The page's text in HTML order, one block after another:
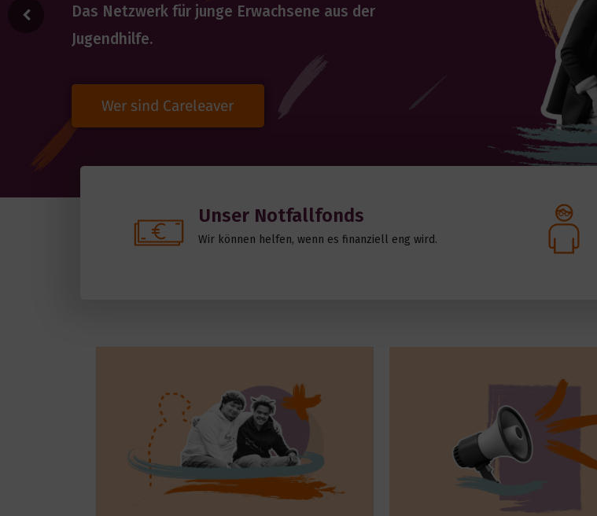
Das Netzwerk für junge Erwachsene aus der
Jugendhilfe.
Wer sind Careleaver
Unser Notfallfonds
Wir können helfen, wenn es finanziell eng wird.